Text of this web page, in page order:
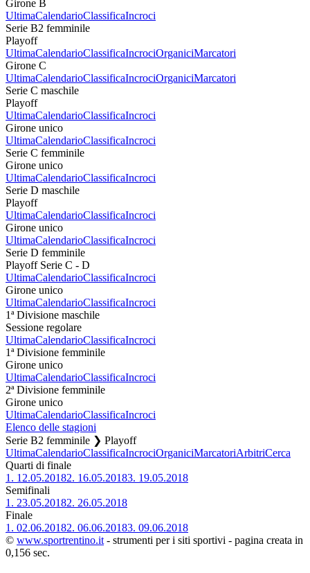
Girone B
UltimaCalendarioClassificaIncroci
Serie B2 femminile
Playoff
UltimaCalendarioClassificaIncrociOrganiciMarcatori
Girone C
UltimaCalendarioClassificaIncrociOrganiciMarcatori
Serie C maschile
Playoff
UltimaCalendarioClassificaIncroci
Girone unico
UltimaCalendarioClassificaIncroci
Serie C femminile
Girone unico
UltimaCalendarioClassificaIncroci
Serie D maschile
Playoff
UltimaCalendarioClassificaIncroci
Girone unico
UltimaCalendarioClassificaIncroci
Serie D femminile
Playoff Serie C - D
UltimaCalendarioClassificaIncroci
Girone unico
UltimaCalendarioClassificaIncroci
1ª Divisione maschile
Sessione regolare
UltimaCalendarioClassificaIncroci
1ª Divisione femminile
Girone unico
UltimaCalendarioClassificaIncroci
2ª Divisione femminile
Girone unico
UltimaCalendarioClassificaIncroci
Elenco delle stagioni
Serie B2 femminile ❯ Playoff
UltimaCalendarioClassificaIncrociOrganiciMarcatoriArbitriCerca
Quarti di finale
1. 12.05.20182. 16.05.20183. 19.05.2018
Semifinali
1. 23.05.20182. 26.05.2018
Finale
1. 02.06.20182. 06.06.20183. 09.06.2018
© www.sportrentino.it - strumenti per i siti sportivi - pagina creata in
0,156 sec.